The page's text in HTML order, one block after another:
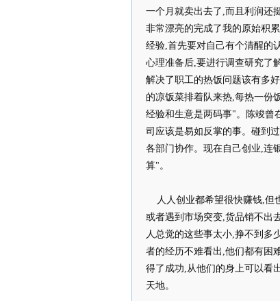
一个月就卖出去了,而且利润还
非常漂亮的完成了我的原始积
经验,首先要对自己有个清醒的
心理准备后,要进行调查研究了
解决了职工的热饭问题该有多
的凉饭菜排着队来热,每热一份
经验和生意是两码事"。陈竣曾
司应该是易如反掌的事。碰到
各部门协作。现在自己创业,连
算"。
人人创业都希望很快赚钱,但
或者遇到市场突变,货品销不出
人总觉的这些事太小,挣不到多
者的经历不难看出,他们都有困
得了成功,从他们的身上可以看
天地。